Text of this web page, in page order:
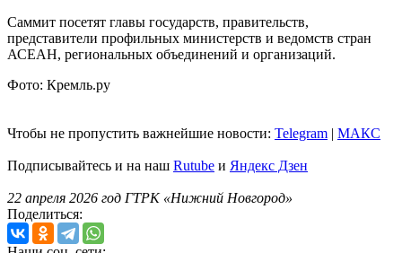
Саммит посетят главы государств, правительств,
представители профильных министерств и ведомств стран
АСЕАН, региональных объединений и организаций.
Фото: Кремль.ру
Чтобы не пропустить важнейшие новости: Telegram | MAКС
Подписывайтесь и на наш Rutube и Яндекс Дзен
22 апреля 2026 год ГТРК «Нижний Новгород»
Поделиться: